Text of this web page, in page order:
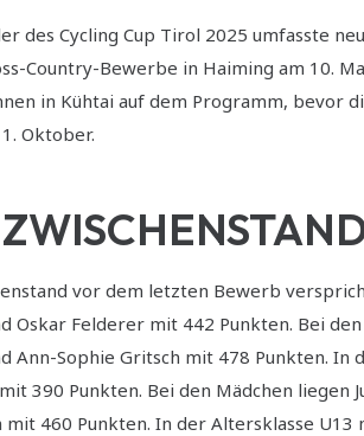
des Cycling Cup Tirol 2025 umfasste
Country-Bewerbe in Haiming am 10.
in Kühtai auf dem Programm, bevor
Oktober.
vor dem letzten Bewerb
Oskar Felderer mit 442 Punkten. Bei
Ann-Sophie Gritsch mit 478 Punkten.
390 Punkten. Bei den Mädchen liegen
mit 460 Punkten. In der Altersklasse